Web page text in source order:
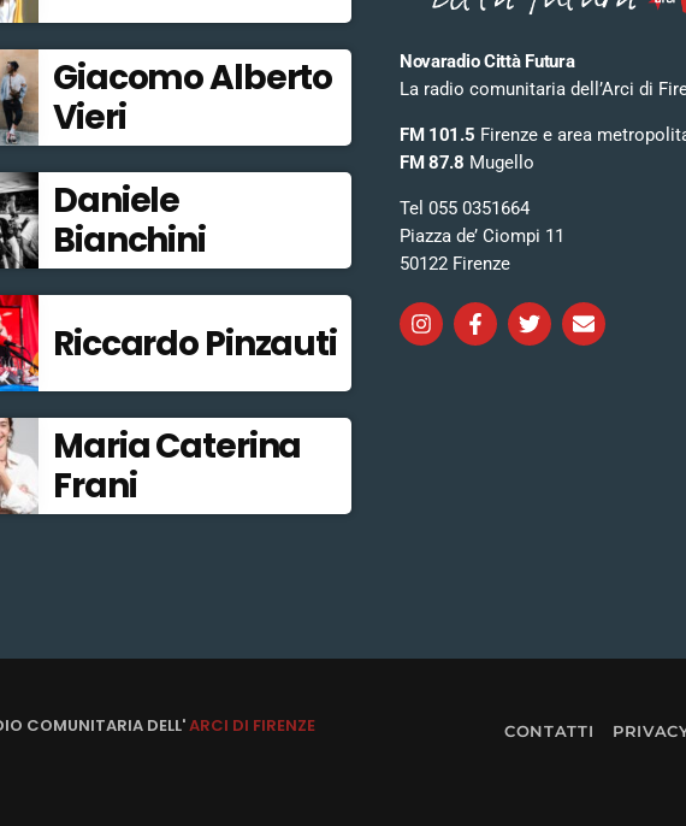
Giacomo Alberto
Vieri
Daniele
Bianchini
Riccardo Pinzauti
Maria Caterina
Frani
Novaradio Città Futura
La radio comunitaria dell’Arci di
FM 101.5 Firenze e area
FM 87.8 Mugello
Tel 055 0351664
Piazza de’ Ciompi 11
50122 Firenze
COMUNITARIA DELL'ARCI DI FIRENZE CONTATTI